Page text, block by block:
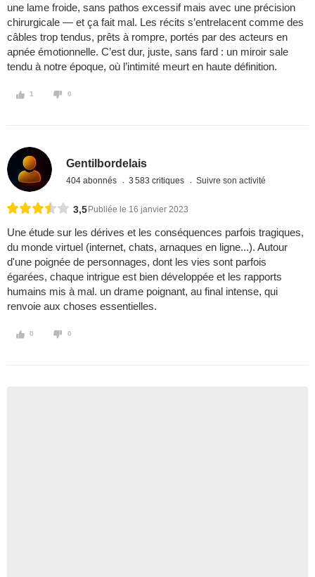
une lame froide, sans pathos excessif mais avec une précision
chirurgicale — et ça fait mal. Les récits s’entrelacent comme des
câbles trop tendus, prêts à rompre, portés par des acteurs en
apnée émotionnelle. C’est dur, juste, sans fard : un miroir sale
tendu à notre époque, où l’intimité meurt en haute définition.
1 0
Gentilbordelais
404 abonnés 3 583 critiques Suivre son activité
3,5 Publiée le 16 janvier 2023
Une étude sur les dérives et les conséquences parfois tragiques,
du monde virtuel (internet, chats, arnaques en ligne...). Autour
d'une poignée de personnages, dont les vies sont parfois
égarées, chaque intrigue est bien développée et les rapports
humains mis à mal. un drame poignant, au final intense, qui
renvoie aux choses essentielles.
0 0